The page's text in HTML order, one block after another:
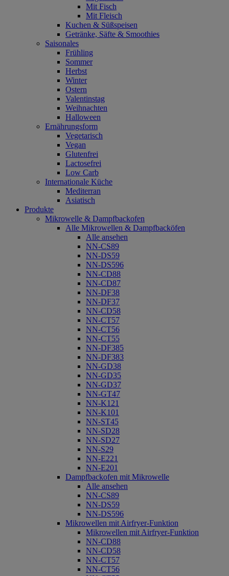
Mit Fisch
Mit Fleisch
Kuchen & Süßspeisen
Getränke, Säfte & Smoothies
Saisonales
Frühling
Sommer
Herbst
Winter
Ostern
Valentinstag
Weihnachten
Halloween
Ernährungsform
Vegetarisch
Vegan
Glutenfrei
Lactosefrei
Low Carb
Internationale Küche
Mediterran
Asiatisch
Produkte
Mikrowelle & Dampfbackofen
Alle Mikrowellen & Dampfbacköfen
Alle ansehen
NN-CS89
NN-DS59
NN-DS596
NN-CD88
NN-CD87
NN-DF38
NN-DF37
NN-CD58
NN-CT57
NN-CT56
NN-CT55
NN-DF385
NN-DF383
NN-GD38
NN-GD35
NN-GD37
NN-GT47
NN-K121
NN-K101
NN-ST45
NN-SD28
NN-SD27
NN-S29
NN-E221
NN-E201
Dampfbackofen mit Mikrowelle
Alle ansehen
NN-CS89
NN-DS59
NN-DS596
Mikrowellen mit Airfryer-Funktion
Mikrowellen mit Airfryer-Funktion
NN-CD88
NN-CD58
NN-CT57
NN-CT56